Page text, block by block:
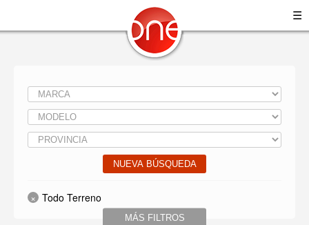
☰
NUEVA BÚSQUEDA
MÁS FILTROS
Todo Terreno